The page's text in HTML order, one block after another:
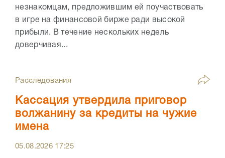
незнакомцам, предложившим ей поучаствовать
в игре на финансовой бирже ради высокой
прибыли. В течение нескольких недель
доверчивая...
Расследования
Кассация утвердила приговор
волжанину за кредиты на чужие
имена
05.08.2026 17:25